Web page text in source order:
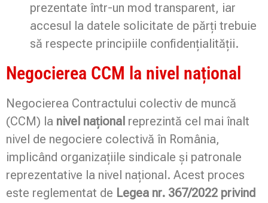
prezentate într-un mod transparent, iar
accesul la datele solicitate de părți trebuie
să respecte principiile confidențialității.
Negocierea CCM la nivel național
Negocierea Contractului colectiv de muncă
(CCM) la nivel național reprezintă cel mai înalt
nivel de negociere colectivă în România,
implicând organizațiile sindicale și patronale
reprezentative la nivel național. Acest proces
este reglementat de Legea nr. 367/2022 privind